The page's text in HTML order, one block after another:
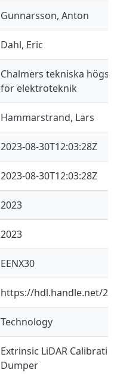
Gunnarsson, Anton
Dahl, Eric
Chalmers tekniska
för elektroteknik
Hammarstrand, Lars
2023-08-30T12:03:28Z
2023-08-30T12:03:28Z
2023
2023
EENX30
https://hdl.handle.net/
Technology
Extrinsic LiDAR
Dumper